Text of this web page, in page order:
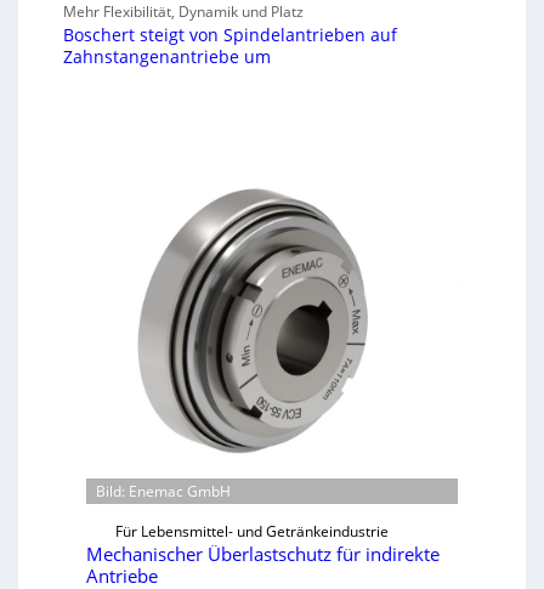
Mehr Flexibilität, Dynamik und Platz
Boschert steigt von Spindelantrieben auf
Zahnstangenantriebe um
Bild: Enemac GmbH
Für Lebensmittel- und Getränkeindustrie
Mechanischer Überlastschutz für indirekte
Antriebe